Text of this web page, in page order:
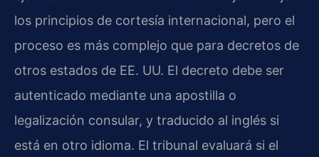
los principios de cortesía internacional, pero el
proceso es más complejo que para decretos de
otros estados de EE. UU. El decreto debe ser
autenticado mediante una apostilla o
legalización consular, y traducido al inglés si
está en otro idioma. El tribunal evaluará si el